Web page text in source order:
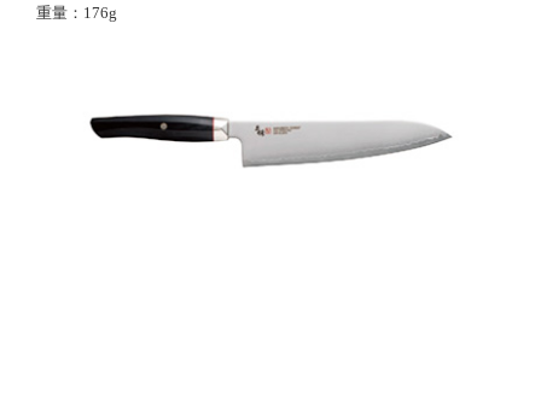
重量
176g